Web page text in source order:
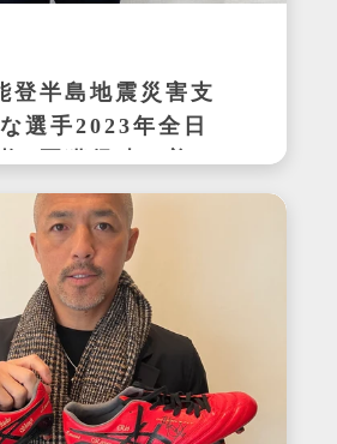
登半島地震災害支
選手2023年全日
3冠獲得時の着用
ットアップ